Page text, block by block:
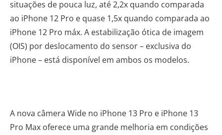
situações de pouca luz, até 2,2x quando comparada
ao iPhone 12 Pro e quase 1,5x quando comparada ao
iPhone 12 Pro máx. A estabilização ótica de imagem
(OIS) por deslocamento do sensor – exclusiva do
iPhone – está disponível em ambos os modelos.
A nova câmera Wide no iPhone 13 Pro e iPhone 13
Pro Max oferece uma grande melhoria em condições